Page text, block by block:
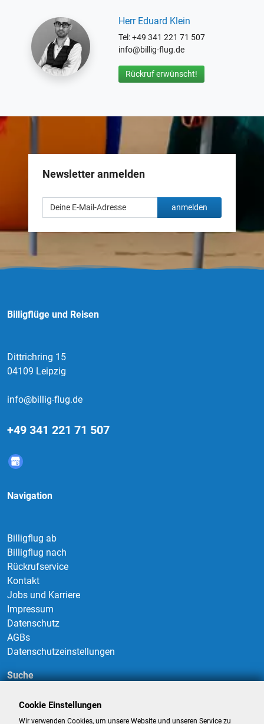
Herr Eduard Klein
Tel: +49 341 221 71 507
info@billig-flug.de
Rückruf erwünscht!
Newsletter anmelden
anmelden
Billigflüge und Reisen
Dittrichring 15
04109 Leipzig
info@billig-flug.de
+49 341 221 71 507
Navigation
Billigflug ab
Billigflug nach
Rückrufservice
Kontakt
Jobs und Karriere
Impressum
Datenschutz
AGBs
Datenschutzeinstellungen
Suche
Cookie Einstellungen
Wir verwenden Cookies, um unsere Website und unseren Service zu